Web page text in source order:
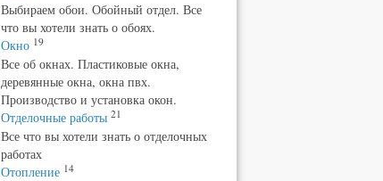
Выбираем обои. Обойный отдел. Все
что вы хотели знать о обоях.
Окно 19
Все об окнах. Пластиковые окна,
деревянные окна, окна пвх.
Производство и установка окон.
Отделочные работы 21
Все что вы хотели знать о отделочных
работах
Отопление 14